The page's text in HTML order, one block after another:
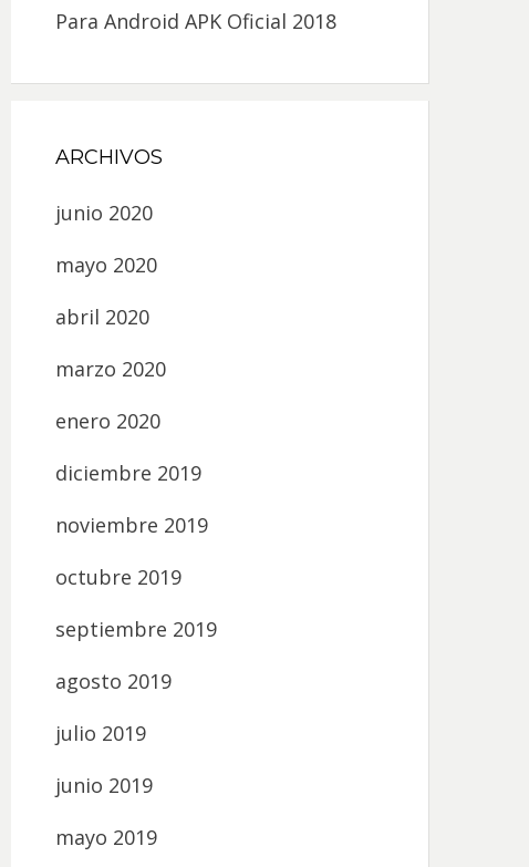
Para Android APK Oficial 2018
ARCHIVOS
junio 2020
mayo 2020
abril 2020
marzo 2020
enero 2020
diciembre 2019
noviembre 2019
octubre 2019
septiembre 2019
agosto 2019
julio 2019
junio 2019
mayo 2019